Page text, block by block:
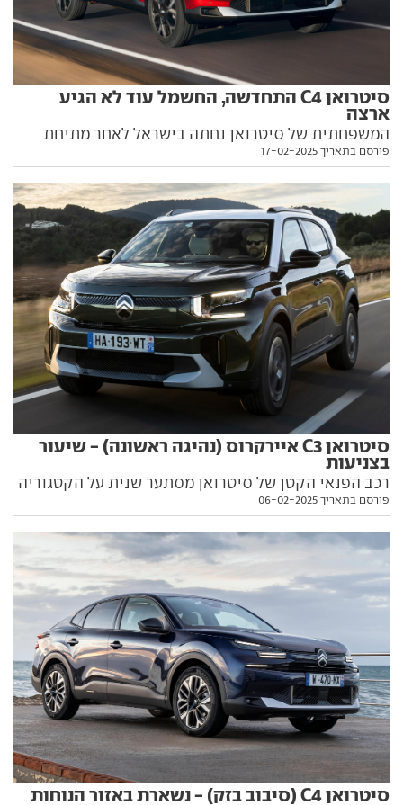
סיטרואן C4 התחדשה, החשמל עוד לא הגיע
ארצה
המשפחתית של סיטרואן נחתה בישראל לאחר מתיחת
פנים, אך יחידת הנעה חשמלית ומנוע בנזין עדכני יגיעו רק
פורסם בתאריך 17-02-2025
סיטרואן C3 איירקרוס (נהיגה ראשונה) - שיעור
בצניעות
רכב הפנאי הקטן של סיטרואן מסתער שנית על הקטגוריה
הצומחת ביותר בשוק הרכב, ומציע לכם לבחור בין מנוע
מה שגילינו עליו באירוע ההשקה
פורסם בתאריך 06-02-2025
סיטרואן C4 (סיבוב בזק) - נשארת באזור הנוחות